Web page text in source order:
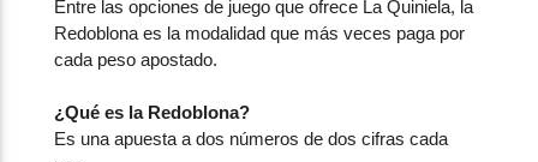
Entre las opciones de juego que ofrece La Quiniela, la
Redoblona es la modalidad que más veces paga por
cada peso apostado.
¿Qué es la Redoblona?
Es una apuesta a dos números de dos cifras cada